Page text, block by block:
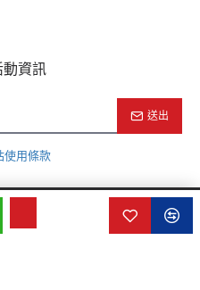
動資訊
送出
使用條款
c2k.com.tw